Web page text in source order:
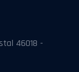
46018 -